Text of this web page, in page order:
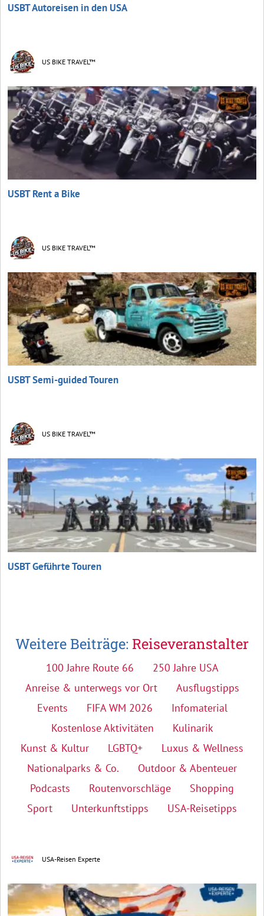
USBT Autoreisen in den USA
US BIKE TRAVEL™
USBT Rent a Bike
US BIKE TRAVEL™
USBT Semi-guided Touren
US BIKE TRAVEL™
USBT Geführte Touren
Weitere Beiträge: Reiseveranstalter
100 Jahre Route 66
250 Jahre USA
Anreise & unterwegs vor Ort
Ausflugstipps
Events
FIFA WM 2026
Infomaterial
Kostenlose Aktivitäten
Kulinarik
Kunst & Kultur
LGBTQ+
Luxus & Wellness
Nationalparks & Co.
Outdoor & Abenteuer
Podcasts
Routenvorschläge
Shopping
Sport
Unterkunftstipps USA-Reisetipps
USA-Reisen Experte